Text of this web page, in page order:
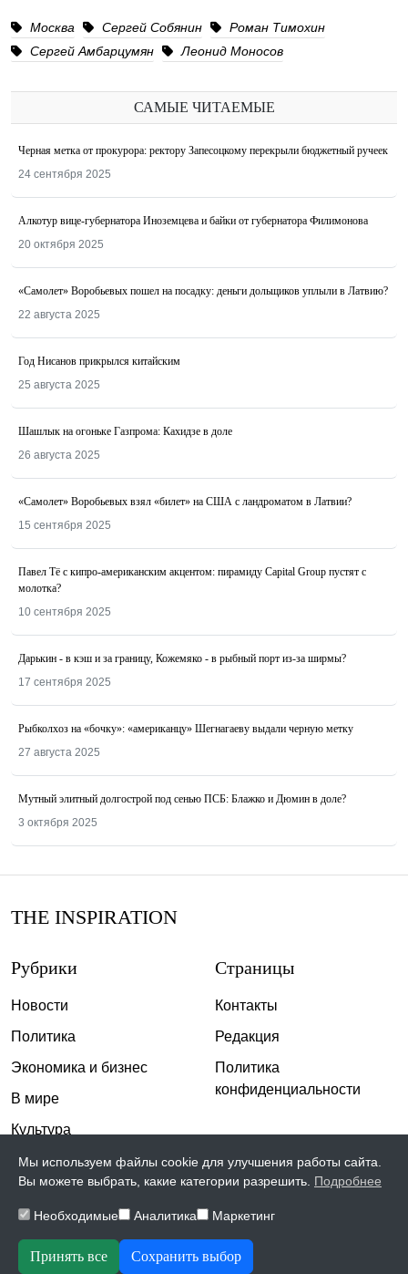
Москва Сергей Собянин
Роман Тимохин
Сергей Амбарцумян
Леонид Моносов
САМЫЕ ЧИТАЕМЫЕ
Черная метка от прокурора: ректору Запесоцкому перекрыли бюджетный ручеек
24 сентября 2025
Алкотур вице-губернатора Иноземцева и байки от губернатора Филимонова
20 октября 2025
«Самолет» Воробьевых пошел на посадку: деньги дольщиков уплыли в Латвию?
22 августа 2025
Год Нисанов прикрылся китайским
25 августа 2025
Шашлык на огоньке Газпрома: Кахидзе в доле
26 августа 2025
«Самолет» Воробьевых взял «билет» на США с ландроматом в Латвии?
15 сентября 2025
Павел Тё с кипро-американским акцентом: пирамиду Capital Group пустят с
молотка?
10 сентября 2025
Дарькин - в кэш и за границу, Кожемяко - в рыбный порт из-за ширмы?
17 сентября 2025
Рыбколхоз на «бочку»: «американцу» Шегнагаеву выдали черную метку
27 августа 2025
Мутный элитный долгострой под сенью ПСБ: Блажко и Дюмин в доле?
3 октября 2025
THE INSPIRATION
Рубрики
Новости
Политика
Экономика и бизнес
В мире
Культура
Спорт
Происшествия
Скандалы
Страницы
Контакты
Редакция
Политика
конфиденциальности
Мы используем файлы cookie для улучшения работы сайта.
Вы можете выбрать, какие категории разрешить. Подробнее
Необходимые Аналитика Маркетинг
Принять все Сохранить выбор